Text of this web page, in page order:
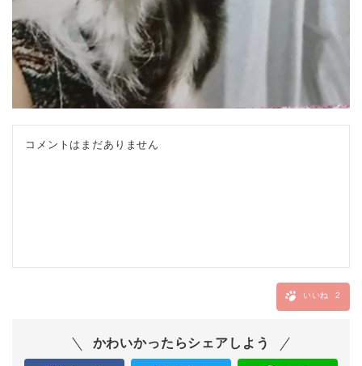
コメントはまだありません
いいね 2
かわいかったらシェアしよう